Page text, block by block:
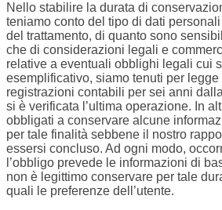
Nello stabilire la durata di
teniamo conto del tipo di dati
del trattamento, di quanto sono
che di considerazioni legali e
relative a eventuali obblighi legali cui
esemplificativo, siamo tenuti per
registrazioni contabili per sei anni
si è verificata l’ultima operazione. In
obbligati a conservare alcune
per tale finalità sebbene il nostro
essersi concluso. Ad ogni modo,
l’obbligo prevede le informazioni di
non è legittimo conservare per tale
quali le preferenze dell’utente.